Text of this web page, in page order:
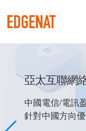
亞太互聯網
中國電信/電訊
針對中國方向